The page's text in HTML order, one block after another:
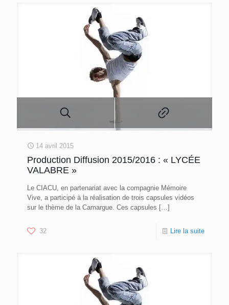
14 avril 2015
Production Diffusion 2015/2016 : « LYCÉE
VALABRE »
Le CIACU, en partenariat avec la compagnie Mémoire
Vive, a participé à la réalisation de trois capsules vidéos
sur le thème de la Camargue. Ces capsules […]
32 Lire la suite